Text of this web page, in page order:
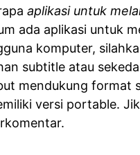
aplikasi untuk
ada aplikasi untuk
komputer,
subtitle atau
mendukung format
versi portable.